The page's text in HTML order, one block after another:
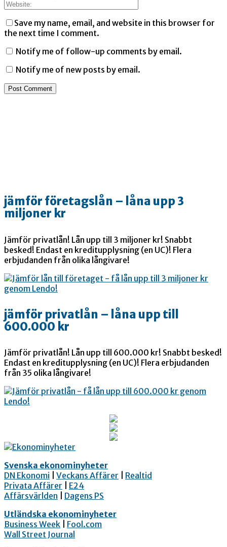
Save my name, email, and website in this browser for
the next time I comment.
Notify me of follow-up comments by email.
Notify me of new posts by email.
jämför företagslån – låna upp 3
miljoner kr
Jämför privatlån! Lån upp till 3 miljoner kr! Snabbt
besked! Endast en kreditupplysning (en UC)! Flera
erbjudanden från olika långivare!
jämför privatlån – låna upp till
600.000 kr
Jämför privatlån! Lån upp till 600.000 kr! Snabbt besked!
Endast en kreditupplysning (en UC)! Flera erbjudanden
från 35 olika långivare!
Svenska ekonominyheter
DN Ekonomi
Veckans Affärer
Realtid
Privata Affärer
E24
Affärsvärlden
Dagens PS
Utländska ekonominyheter
Business Week
Fool.com
Wall Street Journal